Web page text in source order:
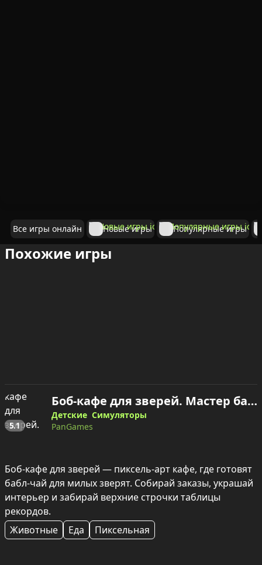
Все игры онлайн Новые игры Популярные игры
Похожие игры
5.1
Боб-кафе для зверей. Мастер бабл-чая. — играть онлайн
Детские Симуляторы
PanGames
Боб-кафе для зверей — пиксель-арт кафе, где готовят
бабл‑чай для милых зверят. Собирай заказы, украшай
интерьер и забирай верхние строчки таблицы
рекордов.
Животные
Еда Пиксельная